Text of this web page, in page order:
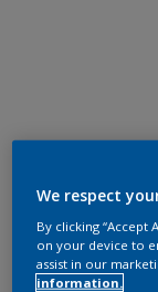
We respect
By clicking “Accept
on your device to
assist in our
information.